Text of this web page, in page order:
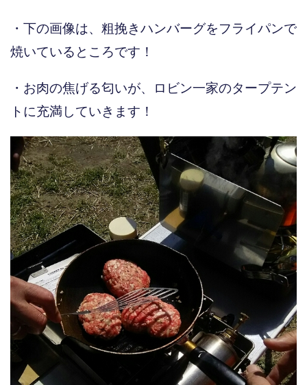
・下の画像は、粗挽きハンバーグをフライパンで
焼いているところです！
・お肉の焦げる匂いが、ロビン一家のタープテン
トに充満していきます！